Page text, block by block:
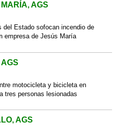
AGS
del Estado sofocan incendio de
empresa de Jesús María
motocicleta y bicicleta en
tres personas lesionadas
AGS